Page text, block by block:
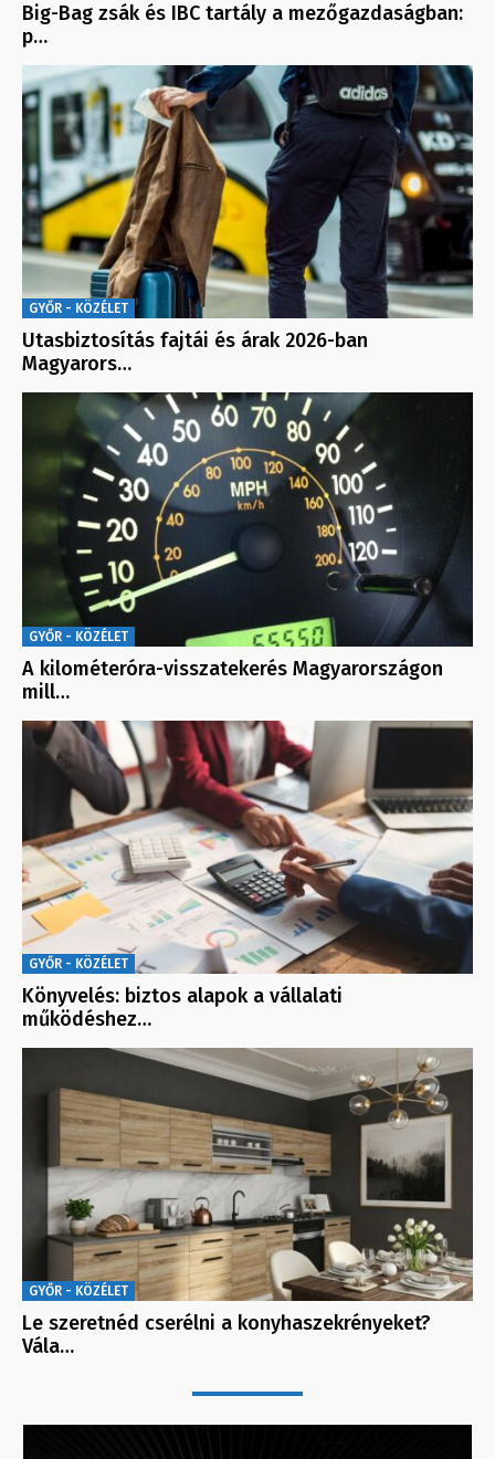
Big-Bag zsák és IBC tartály a mezőgazdaságban:
p…
GYŐR - KÖZÉLET
Utasbiztosítás fajtái és árak 2026-ban
Magyarors…
GYŐR - KÖZÉLET
A kilométeróra-visszatekerés Magyarországon
mill…
GYŐR - KÖZÉLET
Könyvelés: biztos alapok a vállalati
működéshez…
GYŐR - KÖZÉLET
Le szeretnéd cserélni a konyhaszekrényeket?
Vála…